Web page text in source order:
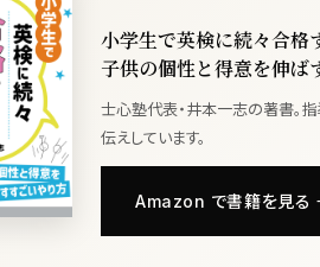
小学生で英検に続々合格
子供の個性と得意を伸ば
士心塾代表・井本一志の著書。
伝えしています。
Amazon で書籍を見